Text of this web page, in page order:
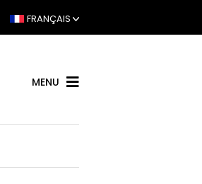
FRANÇAIS
MENU